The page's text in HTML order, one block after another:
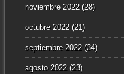
noviembre 2022(28)
octubre 2022(21)
septiembre 2022(34)
agosto 2022(23)